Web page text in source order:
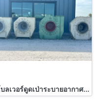
โบลเวอร์ดูดเป่าระบายอากาศ EBARA FAN BLOWER JAPAN ขนาด 40 HP 380V เข้ามา 4 ตัว